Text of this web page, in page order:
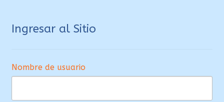
Ingresar al Sitio
Nombre de usuario